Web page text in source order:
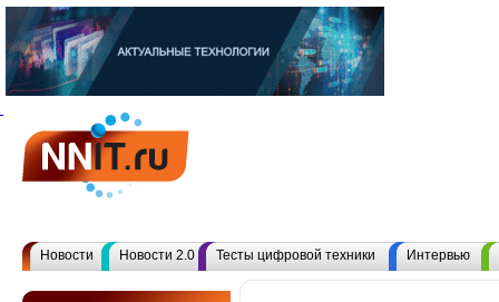
Новости Новости 2.0 Тесты цифровой техники Интервью